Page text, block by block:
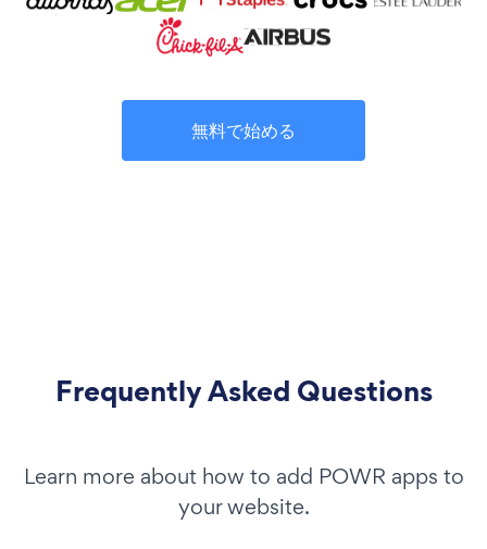
無料で始める
Frequently Asked Questions
Learn more about how to add POWR apps to
your website.